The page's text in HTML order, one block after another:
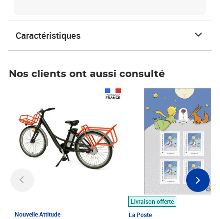
Caractéristiques
Nos clients ont aussi consulté
Nouvelle Attitude
Livraison offerte
La Poste
Prix 7,50€